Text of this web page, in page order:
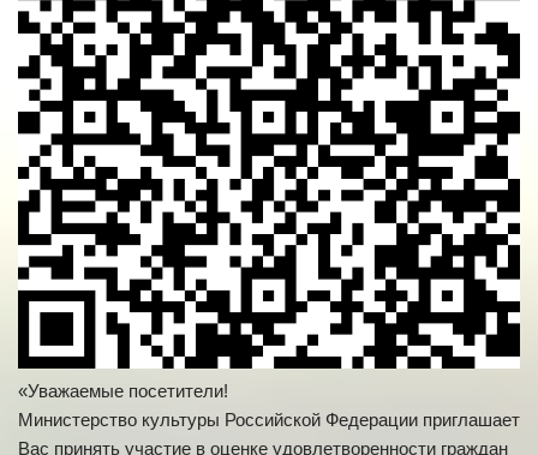
«Уважаемые посетители!
Министерство культуры Российской Федерации приглашает
Вас принять участие в оценке удовлетворенности граждан